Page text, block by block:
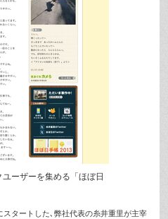
ーザーを集める「ほぼ日
タートした､弊社代表の糸井重里が主宰